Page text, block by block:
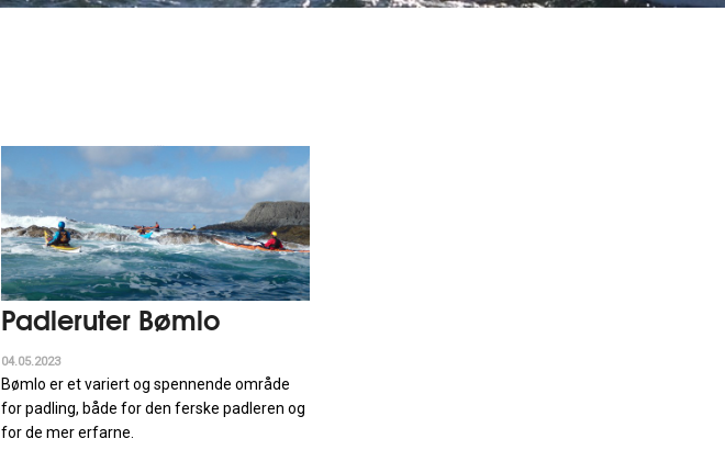
Padleruter Bømlo
04.05.2023
Bømlo er et variert og spennende område
for padling, både for den ferske padleren og
for de mer erfarne.